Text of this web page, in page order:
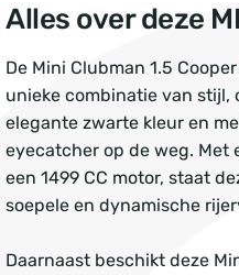
Alles over deze
De Mini Clubman 1.5
unieke combinatie van stijl,
elegante zwarte kleur en
eyecatcher op de weg. Met
een 1499 CC motor, staat
soepele en dynamische
Daarnaast beschikt deze